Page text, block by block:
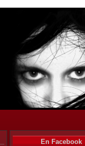
En Facebook